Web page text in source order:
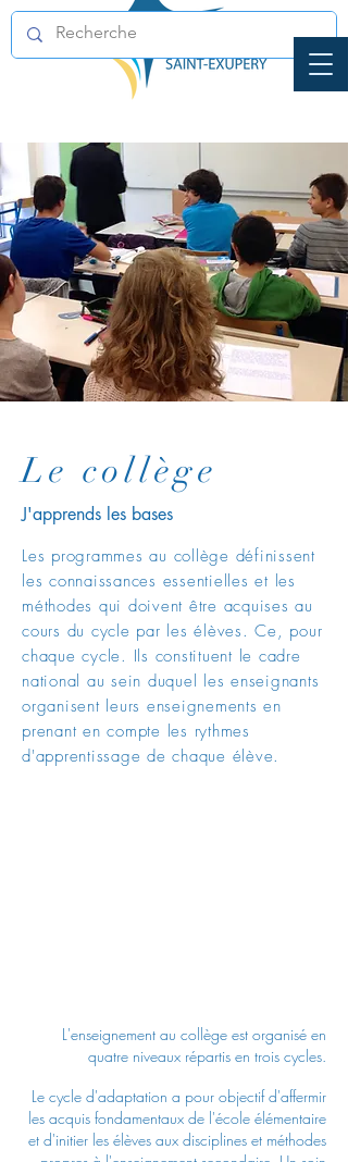
Le collège
J'apprends les bases
Les programmes au collège définissent
les connaissances essentielles et les
méthodes qui doivent être acquises au
cours du cycle par les élèves. Ce, pour
chaque cycle. Ils constituent le cadre
national au sein duquel les enseignants
organisent leurs enseignements en
prenant en compte les rythmes
d'apprentissage de chaque élève.
L'enseignement au collège est organisé en
quatre niveaux répartis en trois cycles.
Le cycle d'adaptation a pour objectif d'affermir
les acquis fondamentaux de l'école élémentaire
et d'initier les élèves aux disciplines et méthodes